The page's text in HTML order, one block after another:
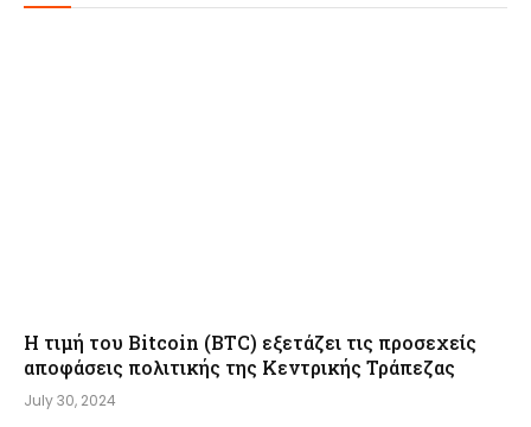
Η τιμή του Bitcoin (BTC) εξετάζει τις προσεχείς
αποφάσεις πολιτικής της Κεντρικής Τράπεζας
July 30, 2024